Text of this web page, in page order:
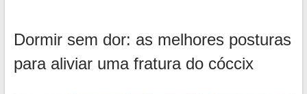
Dormir sem dor: as melhores posturas
para aliviar uma fratura do cóccix